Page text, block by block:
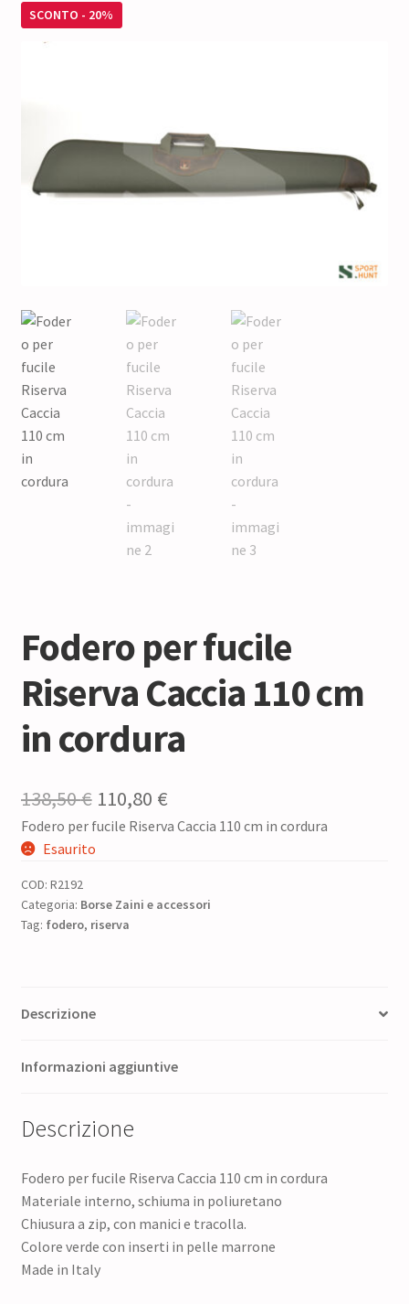
SCONTO - 20%
Fodero per fucile
Riserva Caccia 110 cm
in cordura
138,50€ Il
prezzo
era:
138,50 €.
110,80 €Il
prezzo
Fodero per fucile Riserva Caccia 110 cm in cordura
Esaurito
COD: R2192
Categoria: Borse Zaini e accessori
Tag: fodero, riserva
Descrizione
Informazioni aggiuntive
Descrizione
Fodero per fucile Riserva Caccia 110 cm in cordura
Materiale interno, schiuma in poliuretano
Chiusura a zip, con manici e tracolla.
Colore verde con inserti in pelle marrone
Made in Italy